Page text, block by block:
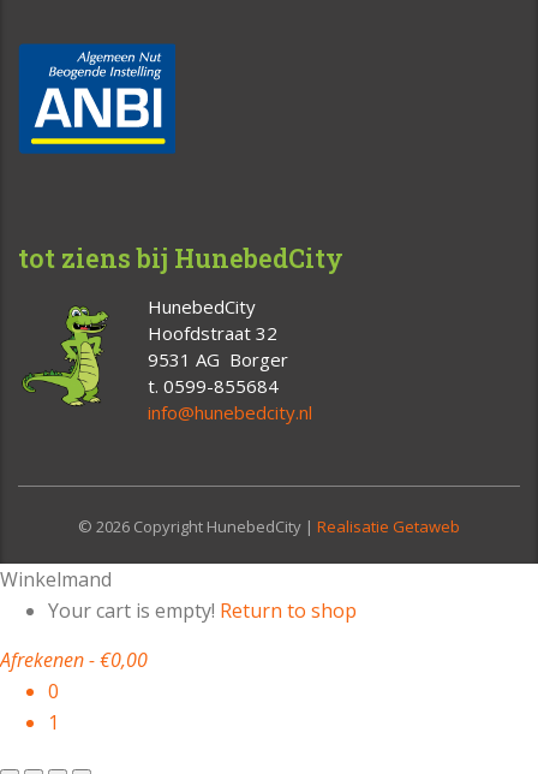
tot ziens bij HunebedCity
HunebedCity
Hoofdstraat 32
9531 AG Borger
t. 0599-855684
info@hunebedcity.nl
© 2026 Copyright HunebedCity | Realisatie Getaweb
Winkelmand
Your cart is empty! Return to shop
Afrekenen-€0,00
0
1